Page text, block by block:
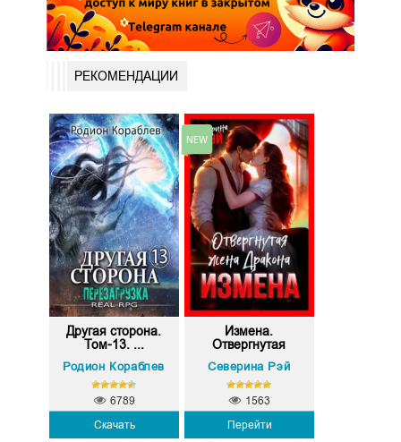
РЕКОМЕНДАЦИИ
Другая сторона.
Том-13. ...
Родион Кораблев
Скачать
6789
Измена.
Отвергнутая
жена...
Северина Рэй
Перейти
1563